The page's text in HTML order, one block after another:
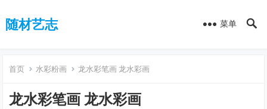
随材艺志 菜单
首页 水彩粉画 龙水彩笔画 龙水彩画
龙水彩笔画 龙水彩画